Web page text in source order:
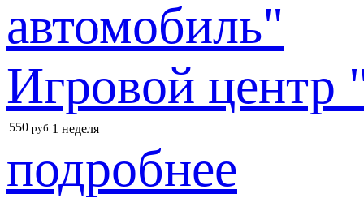
Игровой
550 руб 1 неделя
подробнее